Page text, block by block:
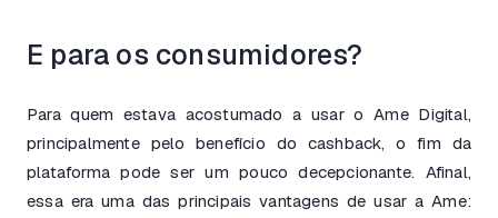
E para os consumidores?
Para quem estava acostumado a usar o Ame Digital,
principalmente pelo benefício do cashback, o fim da
plataforma pode ser um pouco decepcionante. Afinal,
essa era uma das principais vantagens de usar a Ame: